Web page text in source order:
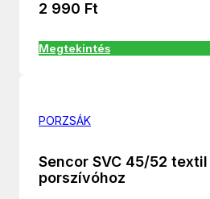
2 990 Ft
Megtekintés
PORZSÁK
Sencor SVC 45/52
porszívóhoz